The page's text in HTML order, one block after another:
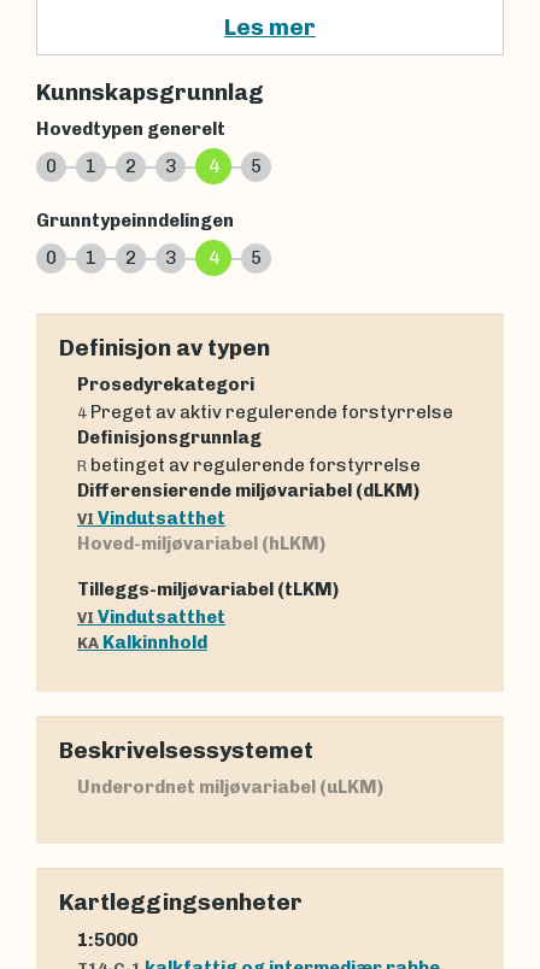
Les mer
Kunnskapsgrunnlag
Hovedtypen generelt
0
1 2 3 4 5
Grunntypeinndelingen
0
1 2 3 4 5
Definisjon av typen
Prosedyrekategori
4 Preget av aktiv regulerende forstyrrelse
Definisjonsgrunnlag
R betinget av regulerende forstyrrelse
Differensierende miljøvariabel (dLKM)
VI Vindutsatthet
Hoved-miljøvariabel (hLKM)
Tilleggs-miljøvariabel (tLKM)
VI Vindutsatthet
KA Kalkinnhold
Beskrivelsessystemet
Underordnet miljøvariabel (uLKM)
Kartleggingsenheter
1:5000